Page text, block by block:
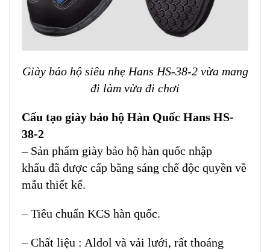
Giày bảo hộ siêu nhẹ Hans HS-38-2 vừa mang
đi làm vừa đi chơi
Cấu tạo giày bảo hộ Hàn Quốc Hans HS-
38-2
– Sản phẩm giày bảo hộ hàn quốc nhập
khẩu đã được cấp bằng sáng chế độc quyền về
mẫu thiết kế.
– Tiêu chuẩn KCS hàn quốc.
– Chất liệu : Aldol và vải lưới, rất thoáng